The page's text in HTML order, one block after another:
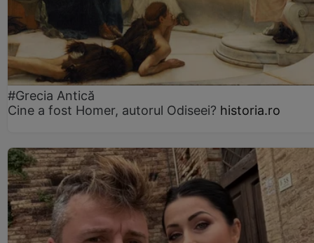
#Grecia Antică
Cine a fost Homer, autorul Odiseei? historia.ro